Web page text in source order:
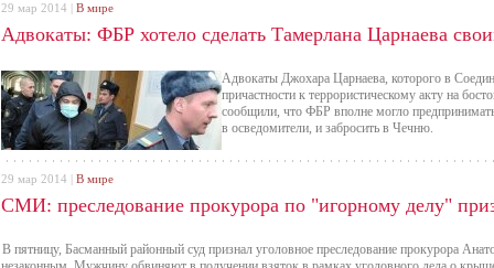
Адвокаты: ФБР хотело сделать Тамерлана Царнаева
Адвокаты Джохара Царнаева, которого в
причастности к террористическому акту на
сообщили, что ФБР вполне могло
в осведомители, и забросить в Чечню.
29 мар 2014 | В мире
СМИ: преследование прокурора по "игорному делу"
В пятницу, Басманный районный суд признал уголовное преследование прокурора
29 мар 2014 | В мире